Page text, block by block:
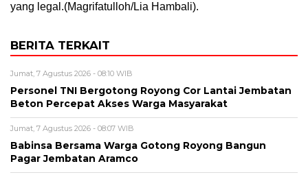
yang legal.(Magrifatulloh/Lia Hambali).
BERITA TERKAIT
Jumat, 7 Agustus 2026 - 08:10 WIB
Personel TNI Bergotong Royong Cor Lantai Jembatan
Beton Percepat Akses Warga Masyarakat
Jumat, 7 Agustus 2026 - 08:07 WIB
Babinsa Bersama Warga Gotong Royong Bangun
Pagar Jembatan Aramco